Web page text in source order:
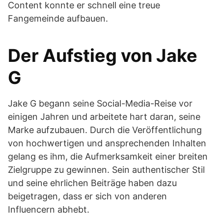
Content konnte er schnell eine treue
Fangemeinde aufbauen.
Der Aufstieg von Jake
G
Jake G begann seine Social-Media-Reise vor
einigen Jahren und arbeitete hart daran, seine
Marke aufzubauen. Durch die Veröffentlichung
von hochwertigen und ansprechenden Inhalten
gelang es ihm, die Aufmerksamkeit einer breiten
Zielgruppe zu gewinnen. Sein authentischer Stil
und seine ehrlichen Beiträge haben dazu
beigetragen, dass er sich von anderen
Influencern abhebt.